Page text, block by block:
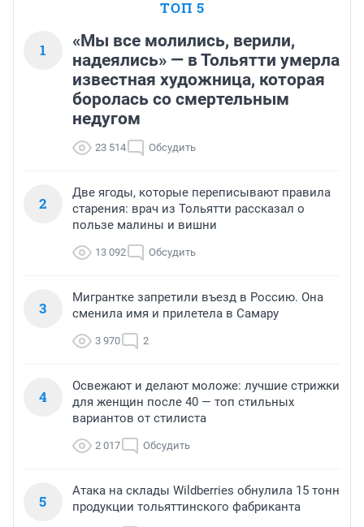
ТОП 5
1
«Мы все молились, верили,
надеялись» — в Тольятти умерла
известная художница, которая
боролась со смертельным
недугом
23 514 Обсудить
2
Две ягоды, которые переписывают правила
старения: врач из Тольятти рассказал о
пользе малины и вишни
13 092 Обсудить
3
Мигрантке запретили въезд в Россию. Она
сменила имя и прилетела в Самару
3 970 2
4
Освежают и делают моложе: лучшие стрижки
для женщин после 40 — топ стильных
вариантов от стилиста
2 017 Обсудить
5
Атака на склады Wildberries обнулила 15 тонн
продукции тольяттинского фабриканта